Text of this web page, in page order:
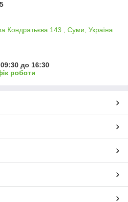
Кондратьєва 143 , Суми, Україна
до 16:30
роботи